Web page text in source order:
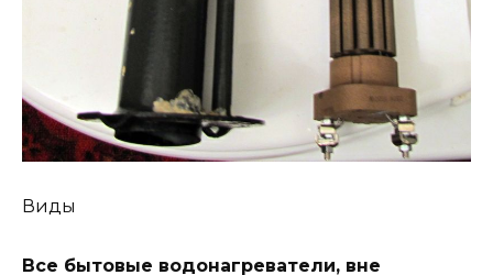
Виды
Все бытовые водонагреватели, вне